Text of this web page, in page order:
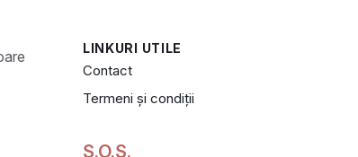
LINKURI UTILE
Contact
Termeni și condiții
S.O.S.